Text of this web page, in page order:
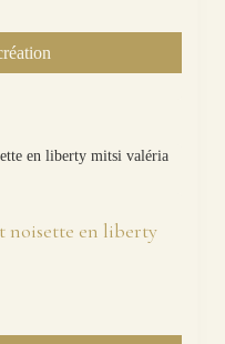
noisette en liberty